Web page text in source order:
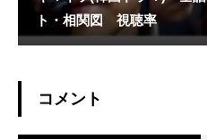
ト・相関図 視聴率
コメント